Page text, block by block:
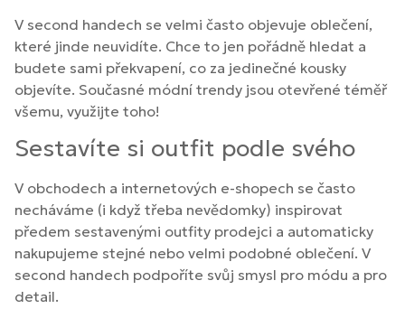
V second handech se velmi často objevuje oblečení,
které jinde neuvidíte. Chce to jen pořádně hledat a
budete sami překvapení, co za jedinečné kousky
objevíte. Současné módní trendy jsou otevřené téměř
všemu, využijte toho!
Sestavíte si outfit podle svého
V obchodech a internetových e-shopech se často
necháváme (i když třeba nevědomky) inspirovat
předem sestavenými outfity prodejci a automaticky
nakupujeme stejné nebo velmi podobné oblečení. V
second handech podpoříte svůj smysl pro módu a pro
detail.